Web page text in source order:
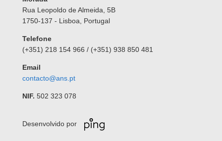
Rua Leopoldo de Almeida, 5B
1750-137 - Lisboa, Portugal
Telefone
(+351) 218 154 966 / (+351) 938 850 481
Email
contacto@ans.pt
NIF. 502 323 078
Desenvolvido por